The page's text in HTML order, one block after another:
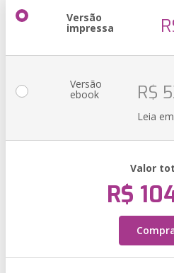
Versão
impressa
Versão
ebook R$
Leia
Valor
R$